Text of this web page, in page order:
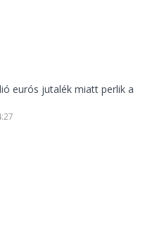
eurós jutalék miatt perlik a